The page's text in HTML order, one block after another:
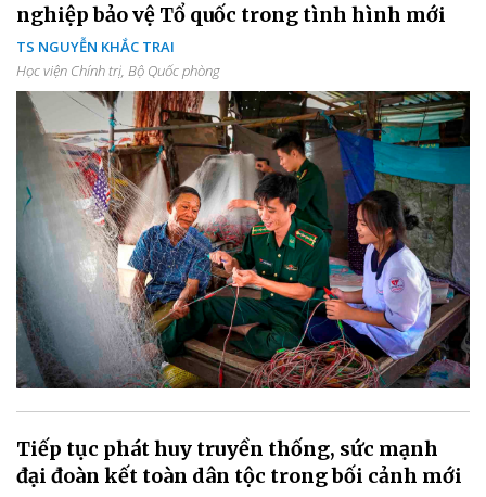
nghiệp bảo vệ Tổ quốc trong tình hình mới
TS NGUYỄN KHẮC TRAI
Học viện Chính trị, Bộ Quốc phòng
Tiếp tục phát huy truyền thống, sức mạnh
đại đoàn kết toàn dân tộc trong bối cảnh mới